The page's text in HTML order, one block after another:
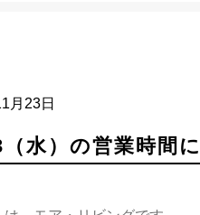
月23日
水）の営業時間